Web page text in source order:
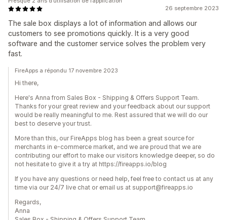
26 septembre 2023
The sale box displays a lot of information and allows our
customers to see promotions quickly. It is a very good
software and the customer service solves the problem very
fast.
FireApps a répondu 17 novembre 2023
Hi there,
Here's Anna from Sales Box ‑ Shipping & Offers Support Team.
Thanks for your great review and your feedback about our support
would be really meaningful to me. Rest assured that we will do our
best to deserve your trust.
More than this, our FireApps blog has been a great source for
merchants in e-commerce market, and we are proud that we are
contributing our effort to make our visitors knowledge deeper, so do
not hesitate to give it a try at https://fireapps.io/blog
If you have any questions or need help, feel free to contact us at any
time via our 24/7 live chat or email us at support@fireapps.io
Regards,
Anna